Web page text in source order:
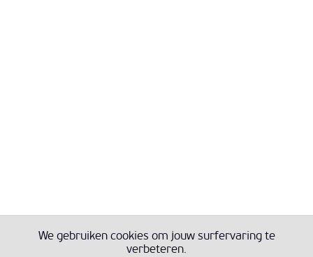
We gebruiken cookies om jouw surfervaring te
verbeteren.